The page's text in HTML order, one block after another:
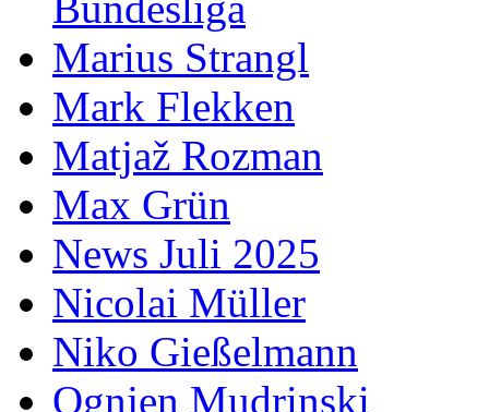
Marius Strangl
Mark Flekken
Matjaž Rozman
Max Grün
News Juli 2025
Nicolai Müller
Niko Gießelmann
Ognjen Mudrinski